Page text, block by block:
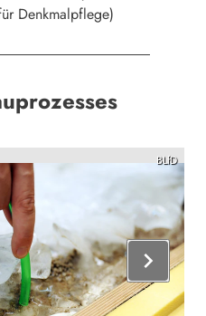
Denkmalpflege)
BLfD
chevron_right